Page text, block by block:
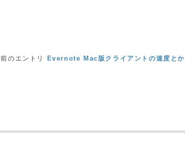
前のエントリ Evernote Mac版クライアントの速度とか